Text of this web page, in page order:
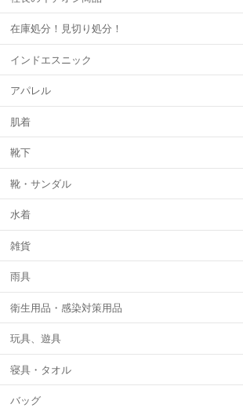
在庫処分！見切り処分！
インドエスニック
アパレル
肌着
靴下
靴・サンダル
水着
雑貨
雨具
衛生用品・感染対策用品
玩具、遊具
寝具・タオル
バッグ